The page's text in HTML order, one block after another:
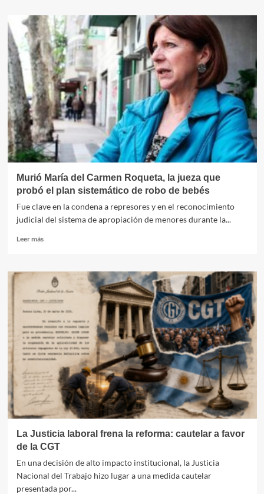
Suben
las
acciones,
pero
la
desconfianza
empuja
el
riesgo
país
Murió María del Carmen Roqueta, la jueza que
probó el plan sistemático de robo de bebés
Fue clave en la condena a represores y en el reconocimiento
judicial del sistema de apropiación de menores durante la...
Leer másLeer
Murió
María
del
Carmen
Roqueta,
la
jueza
que
probó
el
plan
sistemático
de
robo
bebés
La Justicia laboral frena la reforma: cautelar a favor
de la CGT
En una decisión de alto impacto institucional, la Justicia
Nacional del Trabajo hizo lugar a una medida cautelar
presentada por...